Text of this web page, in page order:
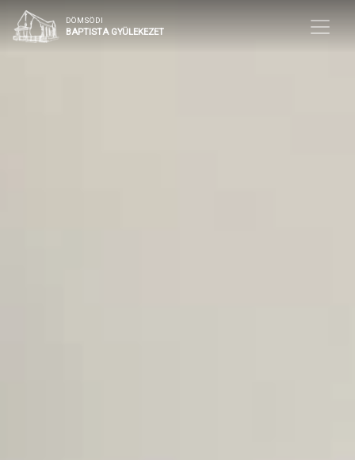
DÖMSÖDI
BAPTISTA GYÜLEKEZET